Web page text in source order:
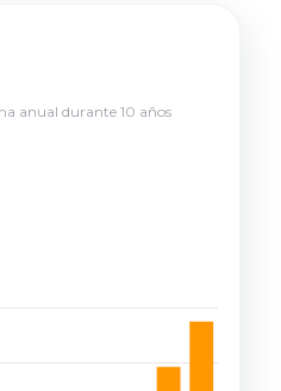
anual durante 10 años